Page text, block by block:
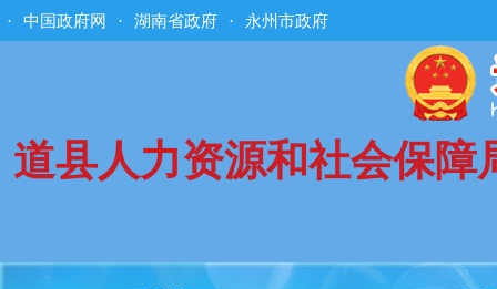
· 中国政府网 · 湖南省政府 · 永州市政府
道县人力资源和社会保障